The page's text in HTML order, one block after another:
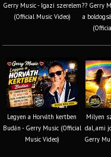
Gerry Music - Igazi szerelem
(Official Music Video)
?? Gerry
a
Legyen a Horváth kertben
Budán - Gerry Music (Official
Music Video)
Milyen
dal, ami
Gerry